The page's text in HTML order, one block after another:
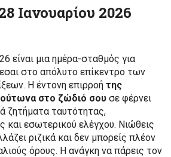
Ιανουαρίου 2026
είναι μια ημέρα-σταθμός για
στο απόλυτο επίκεντρο των
Η έντονη επιρροή της
στο ζώδιό σου σε φέρνει
ζητήματα ταυτότητας,
και εσωτερικού ελέγχου. Νιώθεις
ριζικά και δεν μπορείς πλέον
όρους. Η ανάγκη να πάρεις τον